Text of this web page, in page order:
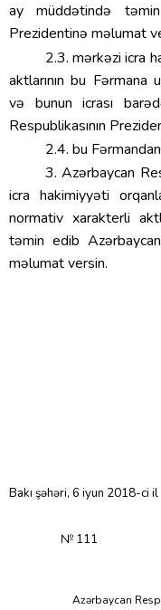
ay müddətində təmin
Prezidentinə məlumat
2.3. mərkəzi icra
aktlarının bu Fərmana
və bunun icrası
Respublikasının
2.4. bu
3. Azərbaycan
icra hakimiyyəti
normativ xarakterli
təmin edib
məlumat versin.
Bakı şəhəri, 6 iyun 2018-ci il
№ 111
Azərbaycan